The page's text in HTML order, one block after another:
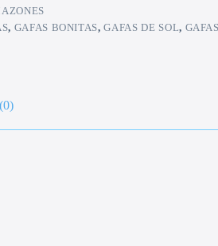
, GAFAS BONITAS,GAFAS DE SOL,